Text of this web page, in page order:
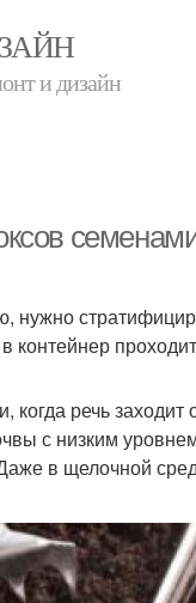
и дизайн
нужно
контейнер
речь заходит
с низким
в щелочной